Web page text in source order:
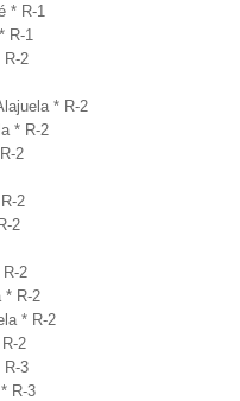
* R-1
R-1
R-2
* R-2
* R-2
2
2
2
R-2
* R-2
* R-2
2
R-3
R-3